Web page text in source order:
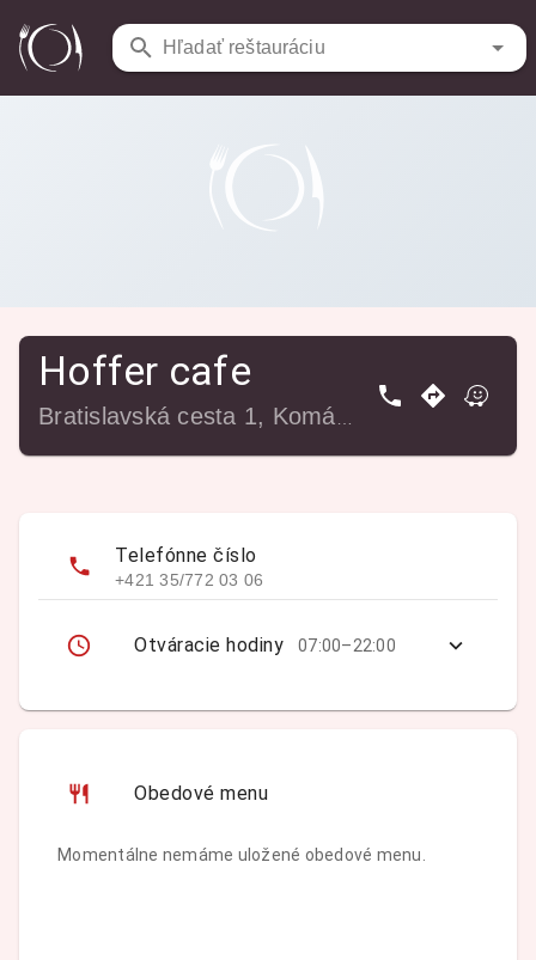
Hľadať reštauráciu
Reštaurácie / Hoffer cafe
Hoffer cafe
Telefónne číslo
+421 35/772 03 06
Otváracie hodiny 07:00–22:00
Obedové menu
Momentálne nemáme uložené obedové menu.